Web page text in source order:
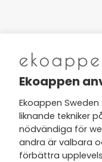
Jag
av
Ekoappen
Ekoappen
liknande tekniker
nödvändiga för
andra är valbara
förbättra